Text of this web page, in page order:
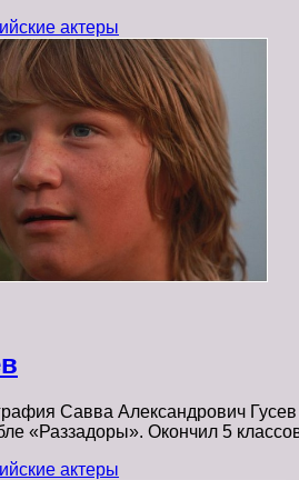
актеры
Савва Александрович
«Раззадоры». Окончил 5
актеры